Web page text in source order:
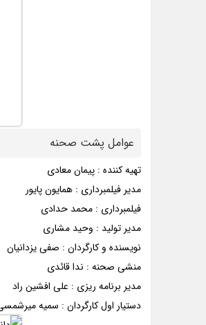
عوامل پشت صحنه
تهیه کننده : پیمان معادی
مدیر فیلمبرداری : همایون پایور
فیلمبرداری : محمد حدادی
مدیر تولید : وحید مشاری
نویسنده و کارگردان : صفی یزدانیان
منشی صحنه : ندا قائدی
مدیر برنامه ریزی : علی افشین راد
دستیار اول کارگردان : سمیه